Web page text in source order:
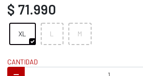
$ 71.990
XL L M
CANTIDAD